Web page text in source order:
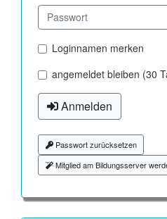
Loginnamen merken
angemeldet bleiben (30
Anmelden
Passwort zurücksetzen
Mitglied am Bildungsserver